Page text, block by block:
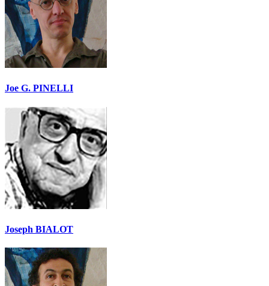
Joe G. PINELLI
Joseph BIALOT